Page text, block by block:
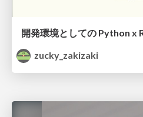
zucky_zakizaki